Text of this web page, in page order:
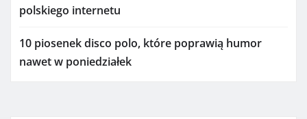
polskiego internetu
10 piosenek disco polo, które poprawią humor
nawet w poniedziałek